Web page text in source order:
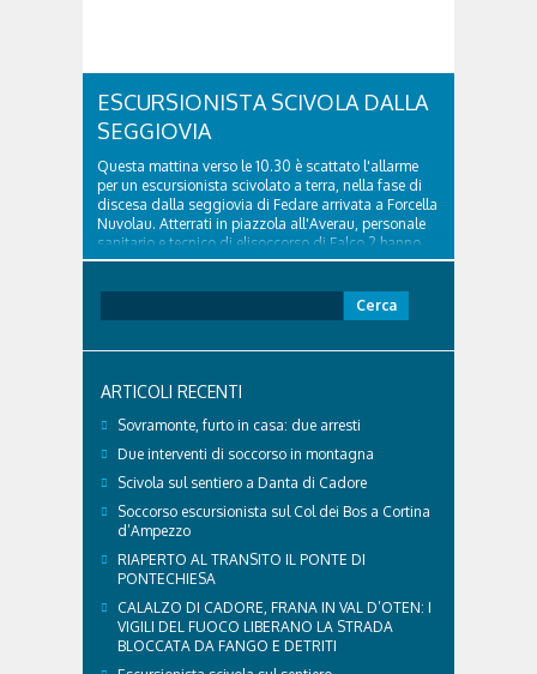
ESCURSIONISTA SCIVOLA DALLA
SEGGIOVIA
Questa mattina verso le 10.30 è scattato l'allarme
per un escursionista scivolato a terra, nella fase di
discesa dalla seggiovia di Fedare arrivata a Forcella
Nuvolau. Atterrati in piazzola all'Averau, personale
sanitario e tecnico di elisoccorso di Falco 2 hanno
raggiunto il 74enne di Teolo...
per:
ARTICOLI RECENTI
Sovramonte, furto in casa: due arresti
Due interventi di soccorso in montagna
Scivola sul sentiero a Danta di Cadore
Soccorso escursionista sul Col dei Bos a Cortina
d’Ampezzo
RIAPERTO AL TRANSITO IL PONTE DI
PONTECHIESA
CALALZO DI CADORE, FRANA IN VAL D’OTEN: I
VIGILI DEL FUOCO LIBERANO LA STRADA
BLOCCATA DA FANGO E DETRITI